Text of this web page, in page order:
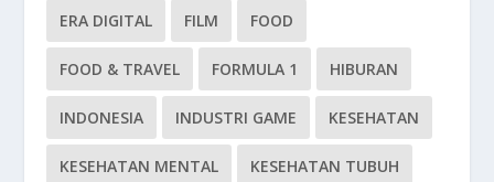
ERA DIGITAL FILM FOOD
FOOD & TRAVEL FORMULA 1 HIBURAN
INDONESIA INDUSTRI GAME KESEHATAN
KESEHATAN MENTAL KESEHATAN TUBUH